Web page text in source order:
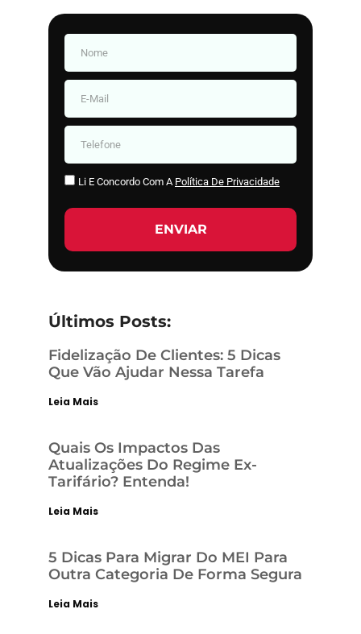
Li E Concordo Com A Política De Privacidade
ENVIAR
Últimos Posts:
Fidelização De Clientes: 5 Dicas
Que Vão Ajudar Nessa Tarefa
Leia Mais
Quais Os Impactos Das
Atualizações Do Regime Ex-
Tarifário? Entenda!
Leia Mais
5 Dicas Para Migrar Do MEI Para
Outra Categoria De Forma Segura
Leia Mais